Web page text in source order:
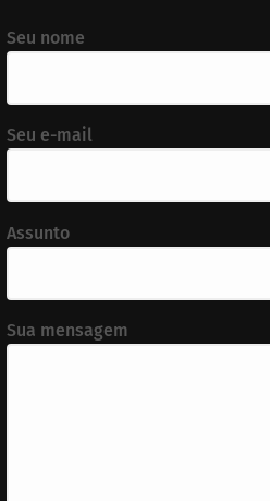
Seu nome
Seu e-mail
Assunto
Sua mensagem